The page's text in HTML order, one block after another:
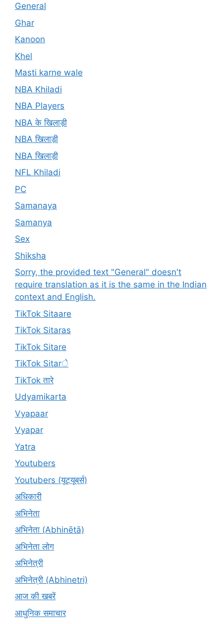
General
Ghar
Kanoon
Khel
Masti karne wale
NBA Khiladi
NBA Players
NBA के खिलाड़ी
NBA खिलाड़ी
NBA खिलाड़ी
NFL Khiladi
PC
Samanaya
Samanya
Sex
Shiksha
Sorry, the provided text "General" doesn't
require translation as it is the same in the Indian
context and English.
TikTok Sitaare
TikTok Sitaras
TikTok Sitare
TikTok Sitarे
TikTok तारे
Udyamikarta
Vyapaar
Vyapar
Yatra
Youtubers
Youtubers (यूट्यूबर्स)
अधिकारी
अभिनेता
अभिनेता (Abhinētā)
अभिनेता लोग
अभिनेत्री
अभिनेत्री (Abhinetri)
आज की खबरें
आधुनिक समाचार